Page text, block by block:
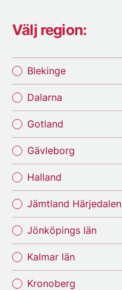
Välj region:
Blekinge
Dalarna
Gotland
Gävleborg
Halland
Jämtland Härjedalen
Jönköpings län
Kalmar län
Kronoberg